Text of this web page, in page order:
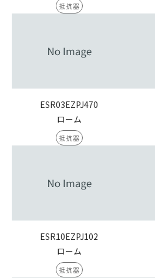
抵抗器
ESR03EZPJ470
ローム
抵抗器
ESR10EZPJ102
ローム
抵抗器